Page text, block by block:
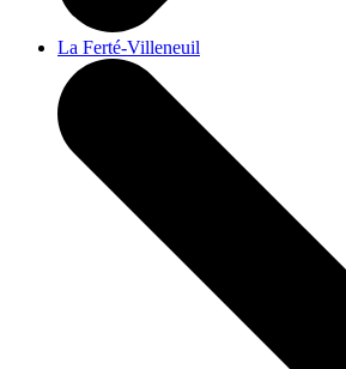
La Ferté-Villeneuil